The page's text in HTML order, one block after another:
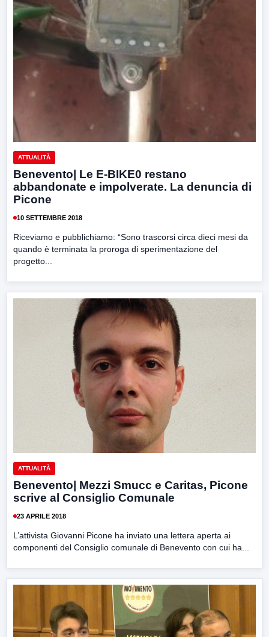
ATTUALITÀ
Benevento| Le E-BIKE0 restano
abbandonate e impolverate. La denuncia di
Picone
10 SETTEMBRE 2018
Riceviamo e pubblichiamo: “Sono trascorsi circa dieci mesi da
quando è terminata la proroga di sperimentazione del
progetto...
ATTUALITÀ
Benevento| Mezzi Smucc e Caritas, Picone
scrive al Consiglio Comunale
23 APRILE 2018
L’attivista Giovanni Picone ha inviato una lettera aperta ai
componenti del Consiglio comunale di Benevento con cui ha...